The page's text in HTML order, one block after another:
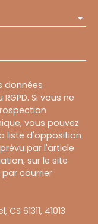
données
Si vous ne
vous pouvez
liste d'opposition
par l'article
sur le site
courrier
61311, 41013